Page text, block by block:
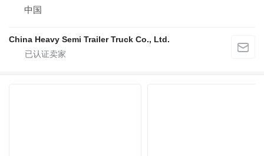
中国
China Heavy Semi Trailer Truck Co., Ltd.